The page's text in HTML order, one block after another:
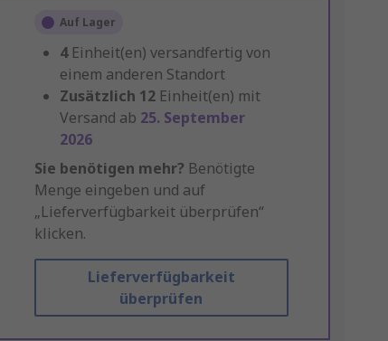
Auf Lager
4 Einheit(en) versandfertig von
einem anderen Standort
Zusätzlich 12 Einheit(en) mit
Versand ab 25. September
2026
Sie benötigen mehr? Benötigte
Menge eingeben und auf
„Lieferverfügbarkeit überprüfen“
klicken.
Lieferverfügbarkeit
überprüfen